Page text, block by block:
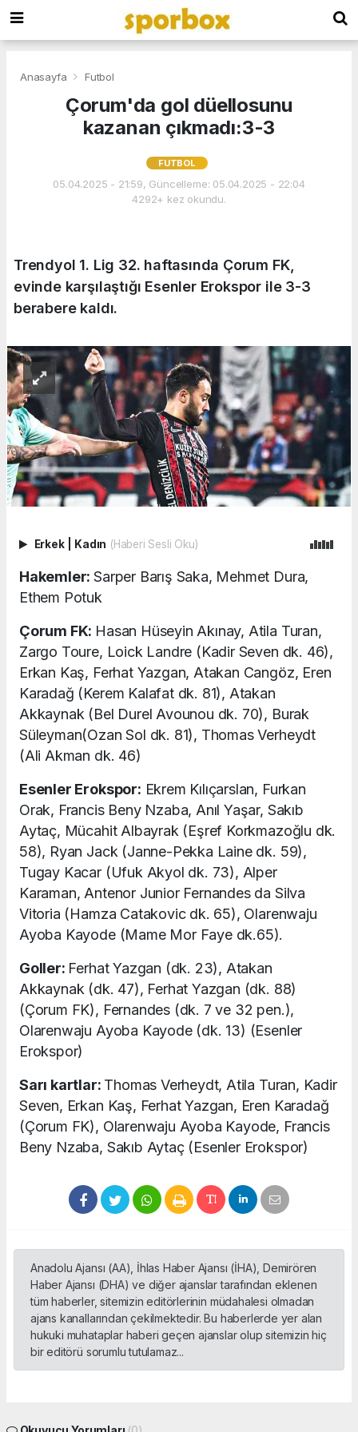
Anasayfa Futbol
Çorum'da gol düellosunu
kazanan çıkmadı:3-3
FUTBOL
05.04.2025 - 21:59, Güncelleme: 05.04.2025 - 22:04
4292+ kez okundu.
Trendyol 1. Lig 32. haftasında Çorum FK,
evinde karşılaştığı Esenler Erokspor ile 3-3
berabere kaldı.
Erkek Kadın (Haberi Sesli Oku)
Hakemler:Sarper Barış Saka, Mehmet Dura,
Ethem Potuk
Çorum FK: Hasan Hüseyin Akınay, Atila Turan,
Zargo Toure, Loick Landre (Kadir Seven dk. 46),
Erkan Kaş, Ferhat Yazgan, Atakan Cangöz, Eren
Karadağ (Kerem Kalafat dk. 81), Atakan
Akkaynak (Bel Durel Avounou dk. 70), Burak
Süleyman(Ozan Sol dk. 81), Thomas Verheydt
(Ali Akman dk. 46)
Esenler Erokspor: Ekrem Kılıçarslan, Furkan
Orak, Francis Beny Nzaba, Anıl Yaşar, Sakıb
Aytaç, Mücahit Albayrak (Eşref Korkmazoğlu dk.
58), Ryan Jack (Janne-Pekka Laine dk. 59),
Tugay Kacar (Ufuk Akyol dk. 73), Alper
Karaman, Antenor Junior Fernandes da Silva
Vitoria (Hamza Catakovic dk. 65), Olarenwaju
Ayoba Kayode (Mame Mor Faye dk.65).
Goller: Ferhat Yazgan (dk. 23), Atakan
Akkaynak (dk. 47), Ferhat Yazgan (dk. 88)
(Çorum FK), Fernandes (dk. 7 ve 32 pen.),
Olarenwaju Ayoba Kayode (dk. 13) (Esenler
Erokspor)
Sarı kartlar: Thomas Verheydt, Atila Turan, Kadir
Seven, Erkan Kaş, Ferhat Yazgan, Eren Karadağ
(Çorum FK), Olarenwaju Ayoba Kayode, Francis
Beny Nzaba, Sakıb Aytaç (Esenler Erokspor)
Anadolu Ajansı (AA), İhlas Haber Ajansı (İHA), Demirören
Haber Ajansı (DHA) ve diğer ajanslar tarafından eklenen
tüm haberler, sitemizin editörlerinin müdahalesi olmadan
ajans kanallarından çekilmektedir. Bu haberlerde yer alan
hukuki muhataplar haberi geçen ajanslar olup sitemizin hiç
bir editörü sorumlu tutulamaz...